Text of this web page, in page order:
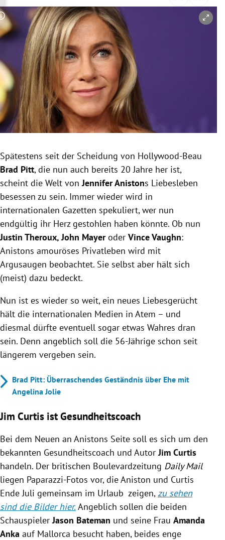
Untermenü
Untermenü
Untermenü
Untermenü
Untermenü
Untermenü
Copyright-Hinweis öffnen/schließen
Spätestens seit der Scheidung von Hollywood-Beau
Brad Pitt, die nun auch bereits 20 Jahre her ist,
scheint die Welt vonJennifer Anistons Liebesleben
besessen zu sein. Immer wieder wird in
internationalen Gazetten spekuliert, wer nun
endgültig ihr Herz gestohlen haben könnte. Ob nun
Justin Theroux, John Mayeroder Vince Vaughn:
Anistons amouröses Privatleben wird mit
Argusaugen beobachtet. Sie selbst aber hält sich
(meist) dazu bedeckt.
Nun ist es wieder so weit, ein neues Liebesgerücht
hält die internationalen Medien in Atem – und
diesmal dürfte eventuell sogar etwas Wahres dran
sein. Denn angeblich soll die 56-Jährige schon seit
längerem vergeben sein.
Brad Pitt: Überraschendes Geständnis über Ehe mit
Angelina Jolie
Jim Curtis ist Gesundheitscoach
Bei dem Neuen an Anistons Seite soll es sich um den
bekannten Gesundheitscoach und AutorJim Curtis
handeln. Der britischen Boulevardzeitung Daily Mail
liegen Paparazzi-Fotos vor, die Aniston und Curtis
Ende Juli gemeinsam im Urlaub zeigen,zu sehen
sind die Bilder hier.Angeblich sollen die beiden
SchauspielerJason Bateman und seine Frau Amanda
Anka auf Mallorca besucht haben, beides enge